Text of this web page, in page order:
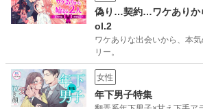
偽り…契約…ワケありか
ol.2
ワケありな出会いから、本
リー。
女性
年下男子特集